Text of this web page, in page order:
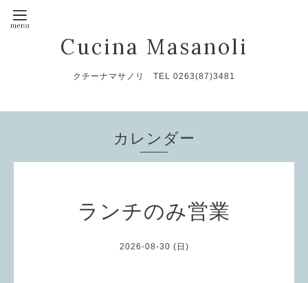
Cucina Masanoli
クチーナマサノリ TEL 0263(87)3481
カレンダー
ランチのみ営業
2026-08-30 (日)